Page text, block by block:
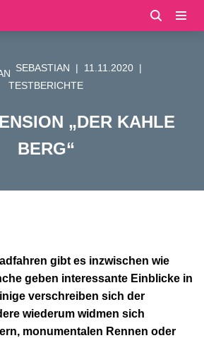
SEBASTIAN
11.11.2020
TESTBERICHTE
„DER KAHLE
BERG“
gibt es inzwischen wie
geben interessante Einblicke in
verschreiben sich der
wiederum widmen sich
monumentalen Rennen oder